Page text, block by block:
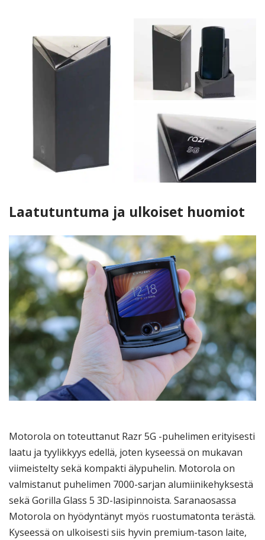
Laatutuntuma ja ulkoiset huomiot
Motorola on toteuttanut Razr 5G -puhelimen erityisesti
laatu ja tyylikkyys edellä, joten kyseessä on mukavan
viimeistelty sekä kompakti älypuhelin. Motorola on
valmistanut puhelimen 7000-sarjan alumiinikehyksestä
sekä Gorilla Glass 5 3D-lasipinnoista. Saranaosassa
Motorola on hyödyntänyt myös ruostumatonta terästä.
Kyseessä on ulkoisesti siis hyvin premium-tason laite,